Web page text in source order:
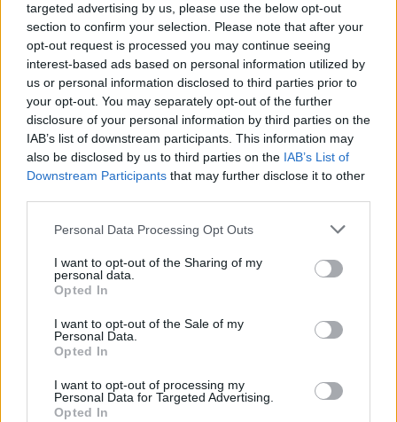
targeted advertising by us, please use the below opt-out
section to confirm your selection. Please note that after your
opt-out request is processed you may continue seeing
interest-based ads based on personal information utilized by
us or personal information disclosed to third parties prior to
your opt-out. You may separately opt-out of the further
disclosure of your personal information by third parties on the
IAB’s list of downstream participants. This information may
also be disclosed by us to third parties on the IAB’s List of
Downstream Participants that may further disclose it to other
Personal Data Processing Opt Outs
I want to opt-out of the Sharing of my
personal data.
Opted In
I want to opt-out of the Sale of my
Personal Data.
Opted In
I want to opt-out of processing my
Personal Data for Targeted Advertising.
Opted In
Mazarinpaj med pumpafrön och
äpplen
Supergod paj med lite beska från pumpafrön. Dröm ihop med
vaniljglass.
Total tid1timme
t 30minuter
minuter Portioner16 bitar
Mördeg
6 1/4 dl vetemjöl